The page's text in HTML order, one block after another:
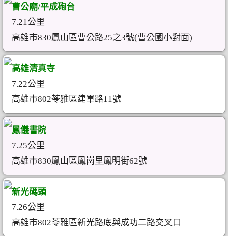
曹公廟/平成砲台
7.21公里
高雄市830鳳山區曹公路25之3號(曹公國小對面)
高雄清真寺
7.22公里
高雄市802苓雅區建軍路11號
鳳儀書院
7.25公里
高雄市830鳳山區鳳崗里鳳明街62號
新光碼頭
7.26公里
高雄市802苓雅區新光路底與成功二路交叉口